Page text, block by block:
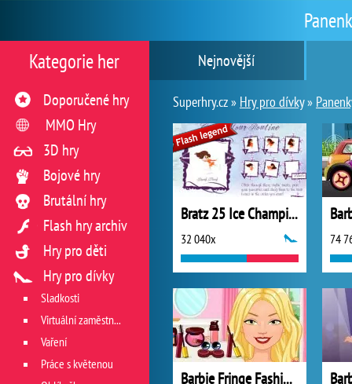
Nejnovější
Superhry.cz » Hry pro dívky»
Bratz 25 Ice Champions
32 040x 74
Barbie Fringe Fashionista
Kategorie her
Doporučené hry
MMO Hry
3D hry
Bojové hry
Brutální hry
Flash hry archiv
Hry pro děti
Hry pro dívky
Sladkosti
Virtuální zaměstnání v restauraci
Vaření
Práce s květenou